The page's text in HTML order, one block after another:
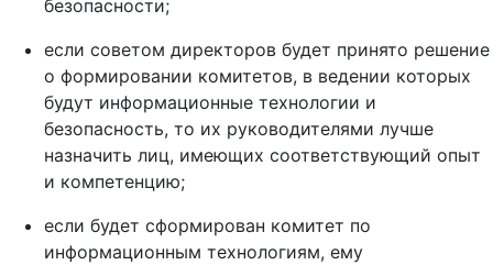
безопасности;
если советом директоров будет принято решение
о формировании комитетов, в ведении которых
будут информационные технологии и
безопасность, то их руководителями лучше
назначить лиц, имеющих соответствующий опыт
и компетенцию;
если будет сформирован комитет по
информационным технологиям, ему